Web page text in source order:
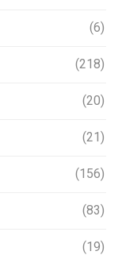
(6)
(218)
(20)
(21)
(156)
(83)
(19)